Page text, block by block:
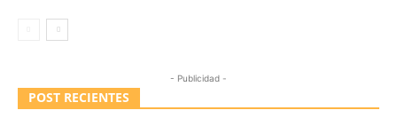
- Publicidad -
POST RECIENTES